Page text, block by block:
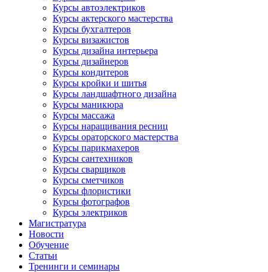
Курсы автоэлектриков
Курсы актерского мастерства
Курсы бухгалтеров
Курсы визажистов
Курсы дизайна интерьера
Курсы дизайнеров
Курсы кондитеров
Курсы кройки и шитья
Курсы ландшафтного дизайна
Курсы маникюра
Курсы массажа
Курсы наращивания ресниц
Курсы ораторского мастерства
Курсы парикмахеров
Курсы сантехников
Курсы сварщиков
Курсы сметчиков
Курсы флористики
Курсы фотографов
Курсы электриков
Магистратура
Новости
Обучение
Статьи
Тренинги и семинары